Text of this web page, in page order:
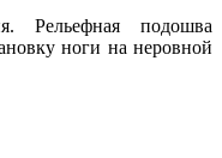
Рельефная подошва
ноги на неровной